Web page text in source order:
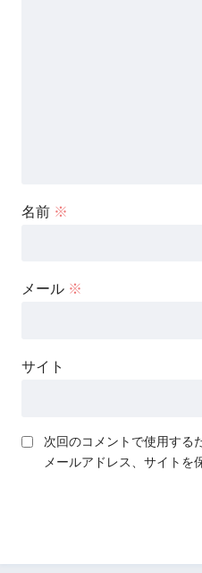
名前 ※
メール ※
サイト
次回のコメントで使用する
メールアドレス、サイトを